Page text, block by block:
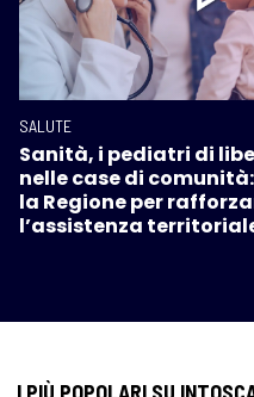
SALUTE
Sanità, i pediatri di
nelle case di
la Regione per
l’assistenza